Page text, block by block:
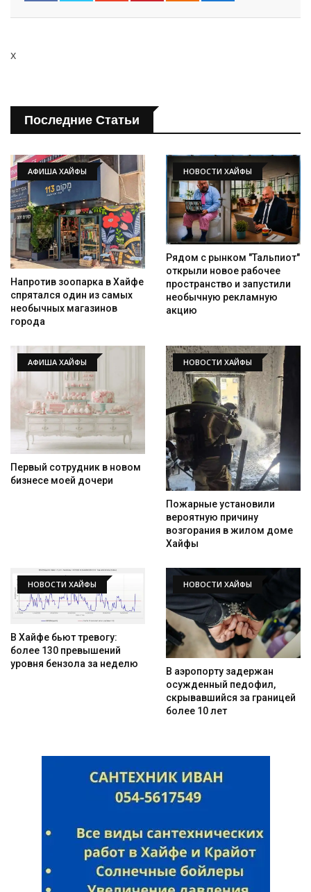
Искать
x
Последние Статьи
АФИША ХАЙФЫ
Напротив зоопарка в Хайфе
спрятался один из самых
необычных магазинов
города
НОВОСТИ ХАЙФЫ
Рядом с рынком "Тальпиот"
открыли новое рабочее
пространство и запустили
необычную рекламную
акцию
АФИША ХАЙФЫ
Первый сотрудник в новом
бизнесе моей дочери
НОВОСТИ ХАЙФЫ
Пожарные установили
вероятную причину
возгорания в жилом доме
Хайфы
НОВОСТИ ХАЙФЫ
В Хайфе бьют тревогу:
более 130 превышений
уровня бензола за неделю
НОВОСТИ ХАЙФЫ
В аэропорту задержан
осужденный педофил,
скрывавшийся за границей
более 10 лет